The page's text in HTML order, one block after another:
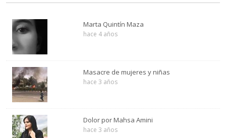
Marta Quintín Maza
hace 4 años
Masacre de mujeres y niñas
hace 3 años
Dolor por Mahsa Amini
hace 3 años